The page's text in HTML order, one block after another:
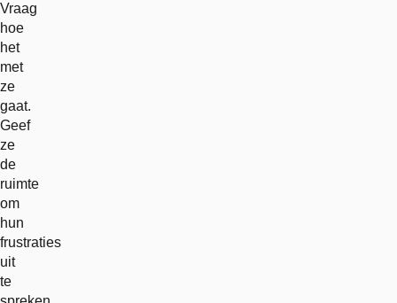
Vraag
hoe
het
met
ze
gaat.
Geef
ze
de
ruimte
om
hun
frustraties
uit
te